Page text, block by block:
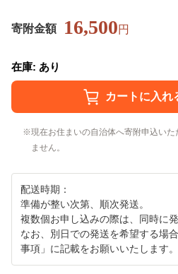
寄附金額 16,500円
在庫: あり
現在お住まいの自治体へ寄附申込い
ません。
配送時期：
準備が整い次第、順次発送。
複数個お申し込みの際は、同時に
なお、別日での発送を希望する場
事項」に記載をお願いいたします。